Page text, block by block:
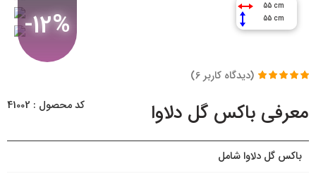
-12%
55 cm
55 cm
مشتری
(دیدگاه کاربر6
)
معرفی باکس گل دلاوا کد محصول : 41002
باکس گل دلاوا شامل